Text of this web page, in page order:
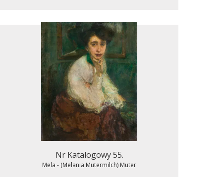
Nr Katalogowy 55.
Mela - (Melania Mutermilch) Muter